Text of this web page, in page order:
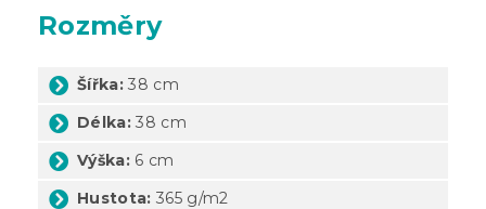
Rozměry
Šířka: 38 cm
Délka: 38 cm
Výška: 6 cm
Hustota: 365 g/m2